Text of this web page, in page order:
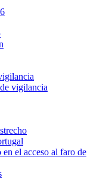
vigilancia
el acceso al faro de